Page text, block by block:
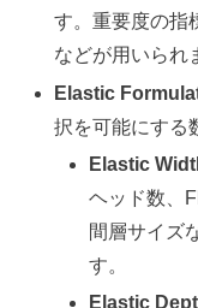
す。重要度の指
などが用いられ
Elastic
択を可能にする
Elastic
ヘッド数、
間層サイズ
す。
Elastic